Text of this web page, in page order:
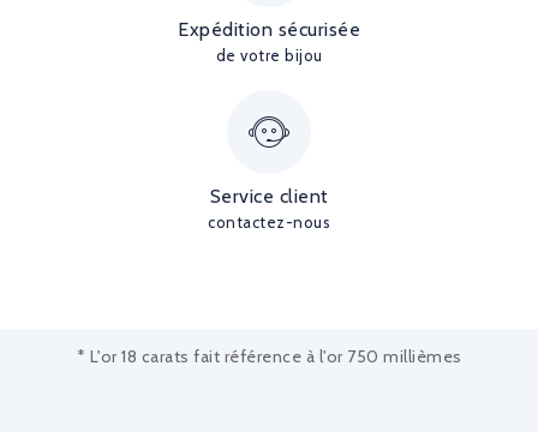
Expédition sécurisée
de votre bijou
Service client
contactez-nous
* L'or 18 carats fait référence à l'or 750 millièmes